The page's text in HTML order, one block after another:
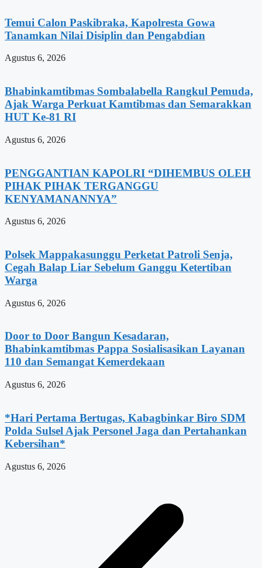
Temui Calon Paskibraka, Kapolresta Gowa
Tanamkan Nilai Disiplin dan Pengabdian
Agustus 6, 2026
Bhabinkamtibmas Sombalabella Rangkul Pemuda,
Ajak Warga Perkuat Kamtibmas dan Semarakkan
HUT Ke-81 RI
Agustus 6, 2026
PENGGANTIAN KAPOLRI “DIHEMBUS OLEH
PIHAK PIHAK TERGANGGU
KENYAMANANNYA”
Agustus 6, 2026
Polsek Mappakasunggu Perketat Patroli Senja,
Cegah Balap Liar Sebelum Ganggu Ketertiban
Warga
Agustus 6, 2026
Door to Door Bangun Kesadaran,
Bhabinkamtibmas Pappa Sosialisasikan Layanan
110 dan Semangat Kemerdekaan
Agustus 6, 2026
*Hari Pertama Bertugas, Kabagbinkar Biro SDM
Polda Sulsel Ajak Personel Jaga dan Pertahankan
Kebersihan*
Agustus 6, 2026